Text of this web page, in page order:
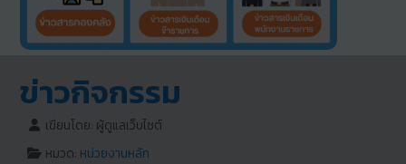
ข่าวกิจกรรม
เขียนโดย: ผู้ดูแลเว็บไซต์
หมวด: หน่วยงานหลัก